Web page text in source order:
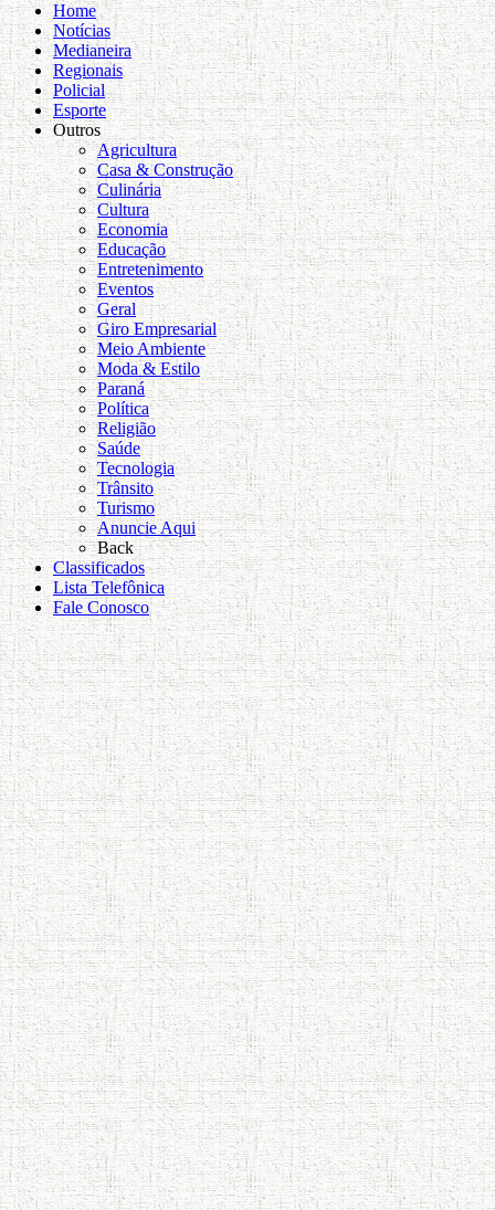
Home
Notícias
Medianeira
Regionais
Policial
Esporte
Outros
Agricultura
Casa & Construção
Culinária
Cultura
Economia
Educação
Entretenimento
Eventos
Geral
Giro Empresarial
Meio Ambiente
Moda & Estilo
Paraná
Política
Religião
Saúde
Tecnologia
Trânsito
Turismo
Anuncie Aqui
Back
Classificados
Lista Telefônica
Fale Conosco